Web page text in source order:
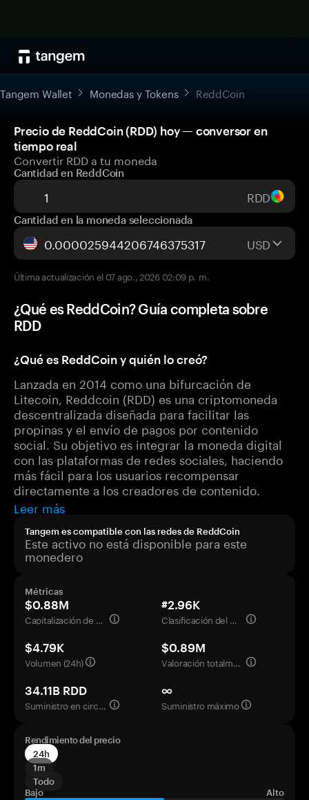
Tangem Wallet Monedas y Tokens ReddCoin
Precio de ReddCoin (RDD) hoy — conversor en
tiempo real
Convertir RDD a tu moneda
Cantidad en ReddCoin
RDD
Cantidad en la moneda seleccionada
USD
Última actualización el 07 ago., 2026 02:09 p. m.
¿Qué es ReddCoin? Guía completa sobre
RDD
¿Qué es ReddCoin y quién lo creó?
Lanzada en 2014 como una bifurcación de
Litecoin, Reddcoin (RDD) es una criptomoneda
descentralizada diseñada para facilitar las
propinas y el envío de pagos por contenido
social. Su objetivo es integrar la moneda digital
con las plataformas de redes sociales, haciendo
más fácil para los usuarios recompensar
directamente a los creadores de contenido.
Leer más
Tangem es compatible con las redes de ReddCoin
Este activo no está disponible para este
monedero
Métricas
$0.88M
Capitalización de mercado
#2.96K
Clasificación del mercado
$4.79K
Volumen (24h)
$0.89M
Valoración totalmente diluida
34.11B RDD
Suministro en circulación
∞
Suministro máximo
Rendimiento del precio
24h
1m
Todo
Bajo
Alto